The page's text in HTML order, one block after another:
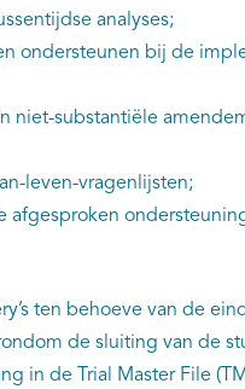
analyses;
ondersteunen bij de
niet-substantiële
leven-vragenlijsten;
afgesproken
ten behoeve van de
de sluiting van de
in de Trial Master File